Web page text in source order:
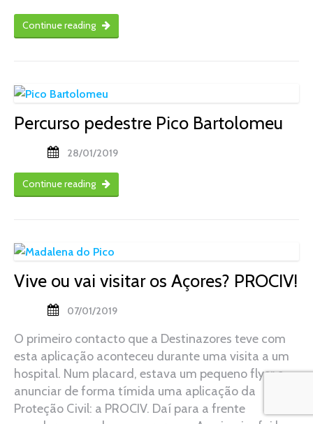
Continue reading
Percurso pedestre Pico Bartolomeu
28/01/2019
Continue reading
Vive ou vai visitar os Açores? PROCIV!
07/01/2019
O primeiro contacto que a Destinazores teve com
esta aplicação aconteceu durante uma visita a um
hospital. Num placard, estava um pequeno flyer a
anunciar de forma tímida uma aplicação da
Proteção Civil: a PROCIV. Daí para a frente